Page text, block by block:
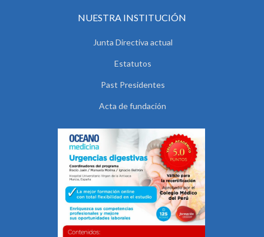
NUESTRA INSTITUCIÓN
Junta Directiva actual
Estatutos
Past Presidentes
Acta de fundación